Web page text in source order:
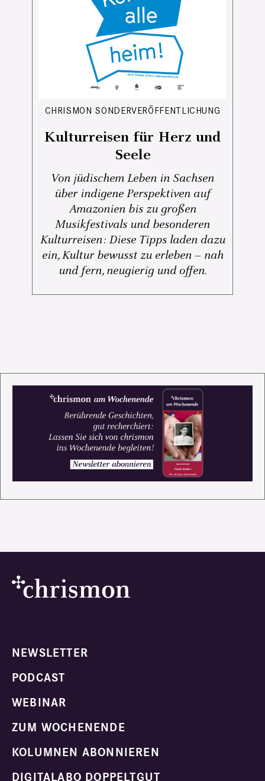
CHRISMON SONDERVERÖFFENTLICHUNG
Kulturreisen für Herz und
Seele
Von jüdischem Leben in Sachsen
über indigene Perspektiven auf
Amazonien bis zu großen
Musikfestivals und besonderen
Kulturreisen: Diese Tipps laden dazu
ein, Kultur bewusst zu erleben – nah
und fern, neugierig und offen.
NEWSLETTER
PODCAST
WEBINAR
ZUM WOCHENENDE
KOLUMNEN ABONNIEREN
DIGITALABO DOPPELTGUT